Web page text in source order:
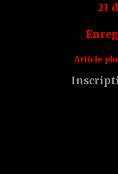
21
Article